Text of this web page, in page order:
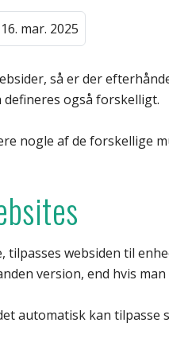
16. mar. 2025
så er der
også forskelligt.
nogle af de forskellige
tilpasses websiden til
version, end hvis
automatisk kan tilpasse